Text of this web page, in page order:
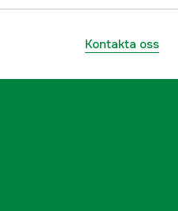
Polyester
Nej
Kontakta oss